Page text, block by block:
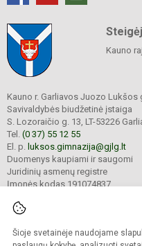
Šioje svetainėje naudojame
Kauno
Kauno r. Garliavos Juozo Lukšos
Savivaldybės biudžetinė įstaiga
S. Lozoraičio g. 13, LT-53226
Tel. (0 37) 55 12 55
El. p. luksos.gimnazija@gjlg.lt
Duomenys kaupiami ir saugomi
Juridinių asmenų registre
Įmonės kodas 191074837
© 2025. Kauno r. Garliavos Juozo
Kopijuoti turinį be raštiško